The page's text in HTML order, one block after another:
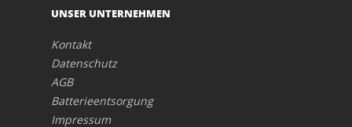
UNSER UNTERNEHMEN
Kontakt
Datenschutz
AGB
Batterieentsorgung
Impressum